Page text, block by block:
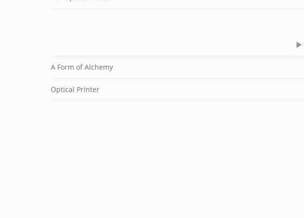
A Form of Alchemy
Optical Printer